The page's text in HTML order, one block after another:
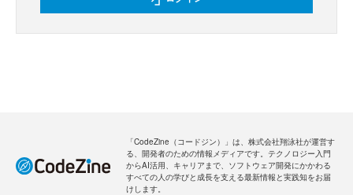
「CodeZine（コードジン）」は、株式会社翔泳社が運営す
る、開発者のための情報メディアです。テクノロジー入門
からAI活用、キャリアまで、ソフトウェア開発にかかわる
すべての人の学びと成長を支える最新情報と実践知をお届
けします。